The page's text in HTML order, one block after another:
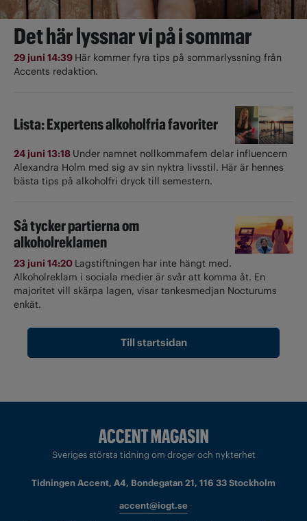
Det här lyssnar vi på i sommar
29 juni 14:39 Här kommer fyra tips på sommarlyssning från
Accents redaktion.
Lista: Expertens alkoholfria favoriter
24 juni 13:18 Under namnet nollkommafem delar influencern
Alexandra Holm med sig av sin nyktra livsstil. Här är hennes
bästa tips på alkoholfri dryck till semestern.
Så tycker partierna om
alkoholreklamen
23 juni 14:20 Lagstiftningen har inte hängt med.
Alkoholreklam i sociala medier är svår att komma åt. En
majoritet vill skärpa lagen, visar tankesmedjan Nocturums
enkät.
Till startsidan
Sveriges största tidning om droger och nykterhet
Tidningen Accent, A4, Bondegatan 21, 116 33 Stockholm
accent@iogt.se